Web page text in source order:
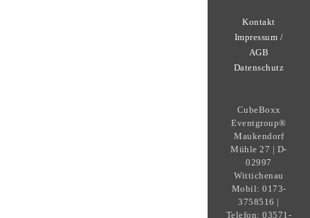
Kontakt
Impressum /
AGB
Datenschutz
CubeBoxx
Eventgroup®
Maukendorf
Mühle 27 | D-
02997
Wittichenau
Mobil: 0173-
3758516 |
Telefon: 03571-